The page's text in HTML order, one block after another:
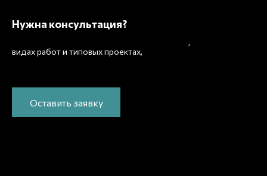
Нужна консультация?
,
видах работ и типовых проектах,
Оставить заявку